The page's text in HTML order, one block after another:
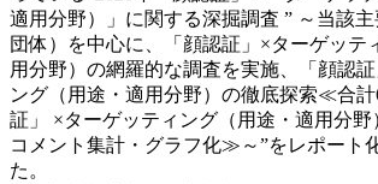
適用分野）」に関する深掘調査 ” ～当該主
団体）を中心に、「顔認証」×ターゲッテ
用分野）の網羅的な調査を実施、「顔認
ング（用途・適用分野）の徹底探索≪合計
証」 ×ターゲッティング（用途・適用分野
コメント集計・グラフ化≫～”をレポート
た。